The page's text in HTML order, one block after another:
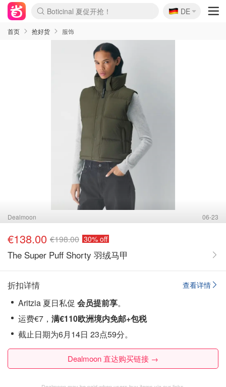
Boticinal 夏促开抢！
还没结束！&OtherStories大促
Joybuy变相75折 随时失效
速领！Stanley独家85折
疑似霸哥！Camper额外叠85折
Zalando 奥莱闪促！每日更新
Moncler反季囤！5折起+叠9折
Coach Brooklyn仅€192
🇩🇪
DE
首页 抢好货 服饰
Dealmoon 06-23
€138.00 €198.00 30% off
The Super Puff Shorty 羽绒马甲
查看详情
折扣详情
Aritzia 夏日私促 会员提前享。
运费€7， 满€110欧洲境内免邮+包税
截止日期为6月14日 23点59分。
Dealmoon 直达购买链接 →